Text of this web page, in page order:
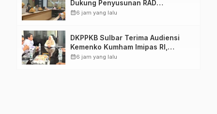
Dukung Penyusunan RAD
TPB/SDGs Sulawesi Barat
calendar_month6 jam yang lalu
DKPPKB Sulbar Terima Audiensi
Kemenko Kumham Imipas RI,
Perkuat Pelayanan Kesehatan bagi
calendar_month6 jam yang lalu